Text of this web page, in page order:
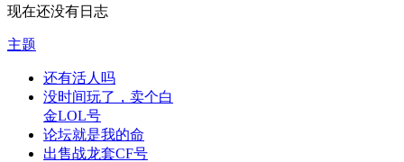
现在还没有日志
主题
还有活人吗
没时间玩了，卖个白
金LOL号
论坛就是我的命
出售战龙套CF号